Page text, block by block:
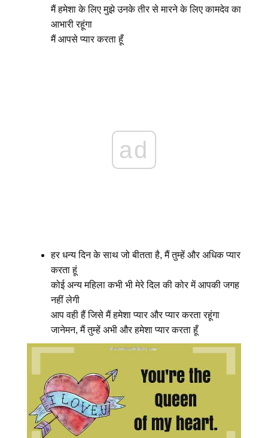
मैं हमेशा के लिए मुझे उनके तीर से मारने के लिए कामदेव का
आभारी रहूंगा
मैं आपसे प्यार करता हूँ
ad
हर धन्य दिन के साथ जो बीतता है, मैं तुम्हें और अधिक प्यार
करता हूं
कोई अन्य महिला कभी भी मेरे दिल की कोर में आपकी जगह
नहीं लेगी
आप वही हैं जिसे मैं हमेशा प्यार और प्यार करता रहूंगा
जानेमन, मैं तुम्हें अभी और हमेशा प्यार करता हूँ